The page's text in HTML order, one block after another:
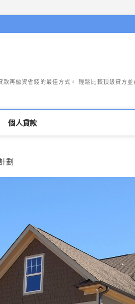
再融資省錢的最佳方式。 輕鬆比較頂級貸方並
個人貸款
劃